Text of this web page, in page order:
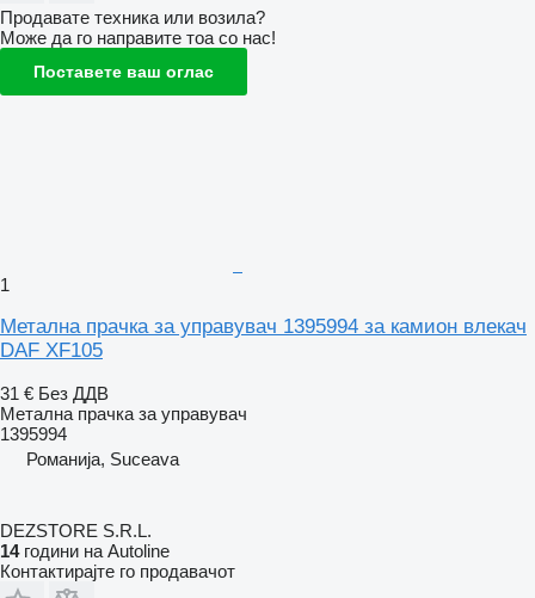
Продавате техника или возила?
Може да го направите тоа со нас!
Поставете ваш оглас
1
Метална прачка за управувач 1395994 за камион влекач
DAF XF105
31 € Без ДДВ
Метална прачка за управувач
1395994
Романија, Suceava
DEZSTORE S.R.L.
14години на Autoline
Контактирајте го продавачот